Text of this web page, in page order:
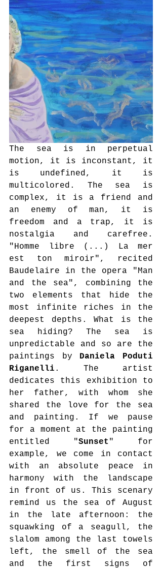
The sea is in perpetual
motion, it is inconstant, it
is undefined, it is
multicolored. The sea is
complex, it is a friend and
an enemy of man, it is
freedom and a trap, it is
nostalgia and carefree.
"Homme libre (...) La mer
est ton miroir", recited
Baudelaire in the opera "Man
and the sea", combining the
two elements that hide the
most infinite riches in the
deepest depths. What is the
sea hiding? The sea is
unpredictable and so are the
paintings by Daniela Poduti
Riganelli . The artist
dedicates this exhibition to
her father, with whom she
shared the love for the sea
and painting. If we pause
for a moment at the painting
entitled "Sunset " for
example, we come in contact
with an absolute peace in
harmony with the landscape
in front of us. This scenary
remind us the sea of ​​August
in the late afternoon: the
squawking of a seagull, the
slalom among the last towels
left, the smell of the sea
and the first signs of